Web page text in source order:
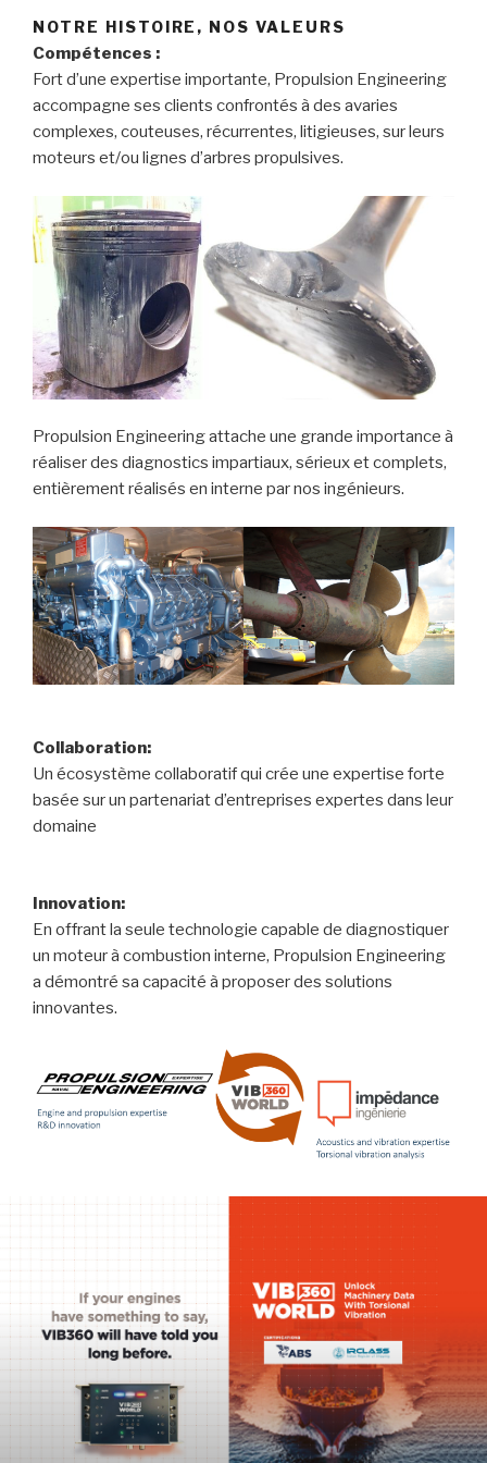
NOTRE HISTOIRE, NOS VALEURS
Compétences :
Fort d’une expertise importante, Propulsion Engineering
accompagne ses clients confrontés à des avaries
complexes, couteuses, récurrentes, litigieuses, sur leurs
moteurs et/ou lignes d’arbres propulsives.
Propulsion Engineering attache une grande importance à
réaliser des diagnostics impartiaux, sérieux et complets,
entièrement réalisés en interne par nos ingénieurs.
Collaboration:
Un écosystème collaboratif qui crée une expertise forte
basée sur un partenariat d’entreprises expertes dans leur
domaine
Innovation:
En offrant la seule technologie capable de diagnostiquer
un moteur à combustion interne, Propulsion Engineering
a démontré sa capacité à proposer des solutions
innovantes.